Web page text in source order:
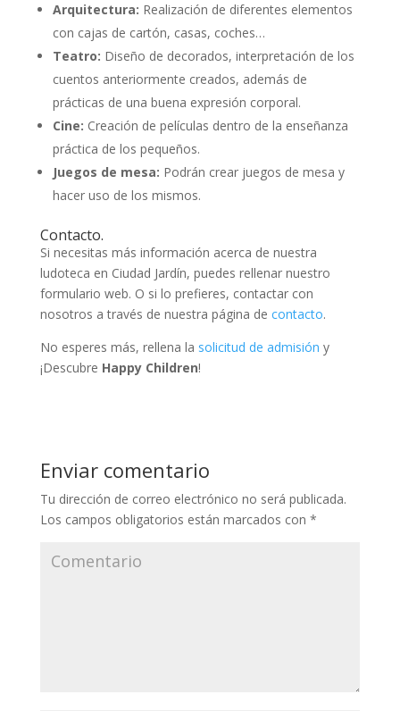
Arquitectura: Realización de diferentes elementos
con cajas de cartón, casas, coches…
Teatro: Diseño de decorados, interpretación de los
cuentos anteriormente creados, además de
prácticas de una buena expresión corporal.
Cine: Creación de películas dentro de la enseñanza
práctica de los pequeños.
Juegos de mesa: Podrán crear juegos de mesa y
hacer uso de los mismos.
Contacto.
Si necesitas más información acerca de nuestra
ludoteca en Ciudad Jardín, puedes rellenar nuestro
formulario web. O si lo prefieres, contactar con
nosotros a través de nuestra página de contacto.
No esperes más, rellena la solicitud de admisión y
¡Descubre Happy Children!
Enviar comentario
Tu dirección de correo electrónico no será publicada.
Los campos obligatorios están marcados con *